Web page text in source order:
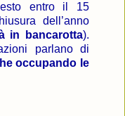
entro il 15
dell’anno
in bancarotta).
parlano di
occupando le